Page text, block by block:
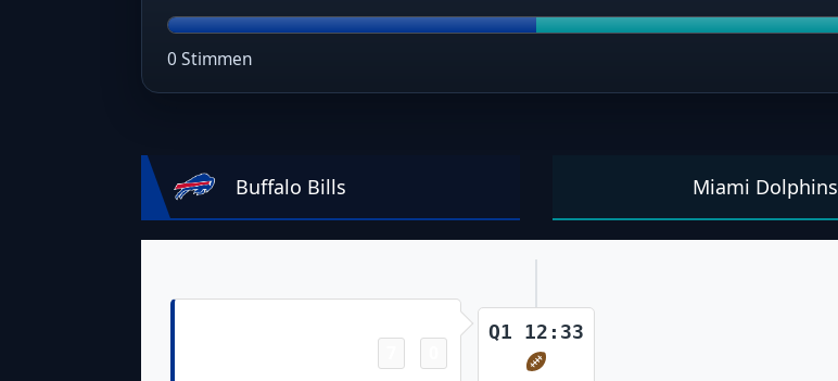
0 Stimmen
Buffalo Bills Miami Dolphins
Q1 12:33